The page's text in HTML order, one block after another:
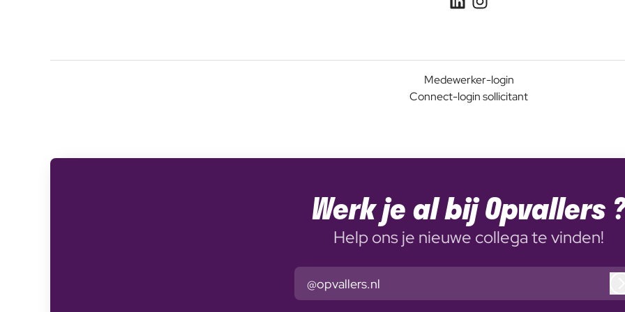
Medewerker-login
Connect-login sollicitant
Werk je al bij Opvallers ?
Help ons je nieuwe collega te vinden!
@opvallers.nl